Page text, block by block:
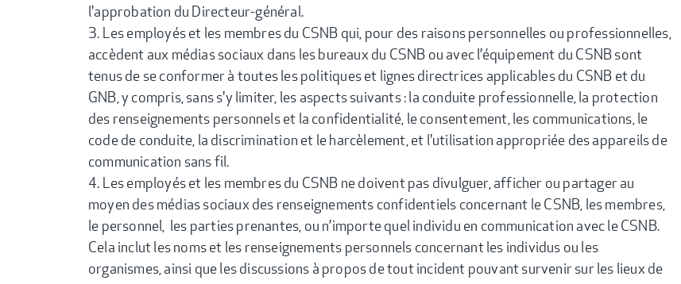
l'approbation du Directeur-général.
Les employés et les membres du CSNB qui, pour des raisons personnelles ou professionnelles,
accèdent aux médias sociaux dans les bureaux du CSNB ou avec l’équipement du CSNB sont
tenus de se conformer à toutes les politiques et lignes directrices applicables du CSNB et du
GNB, y compris, sans s'y limiter, les aspects suivants : la conduite professionnelle, la protection
des renseignements personnels et la confidentialité, le consentement, les communications, le
code de conduite, la discrimination et le harcèlement, et l'utilisation appropriée des appareils de
communication sans fil.
Les employés et les membres du CSNB ne doivent pas divulguer, afficher ou partager au
moyen des médias sociaux des renseignements confidentiels concernant le CSNB, les membres,
le personnel, les parties prenantes, ou n’importe quel individu en communication avec le CSNB.
Cela inclut les noms et les renseignements personnels concernant les individus ou les
organismes, ainsi que les discussions à propos de tout incident pouvant survenir sur les lieux de